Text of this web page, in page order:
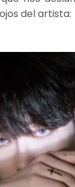
del artista: